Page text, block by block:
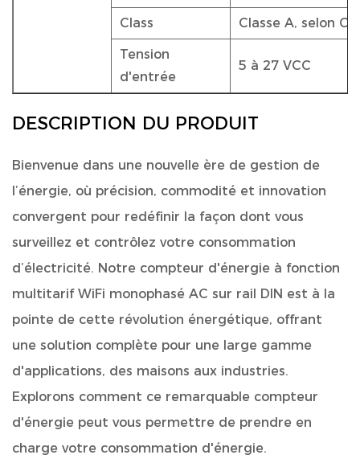
Class Classe A, selon
Tension
d'entrée
5 à 27 VCC
DESCRIPTION DU PRODUIT
Bienvenue dans une nouvelle ère de gestion de
l’énergie, où précision, commodité et innovation
convergent pour redéfinir la façon dont vous
surveillez et contrôlez votre consommation
d’électricité. Notre compteur d'énergie à fonction
multitarif WiFi monophasé AC sur rail DIN est à la
pointe de cette révolution énergétique, offrant
une solution complète pour une large gamme
d'applications, des maisons aux industries.
Explorons comment ce remarquable compteur
d'énergie peut vous permettre de prendre en
charge votre consommation d'énergie.